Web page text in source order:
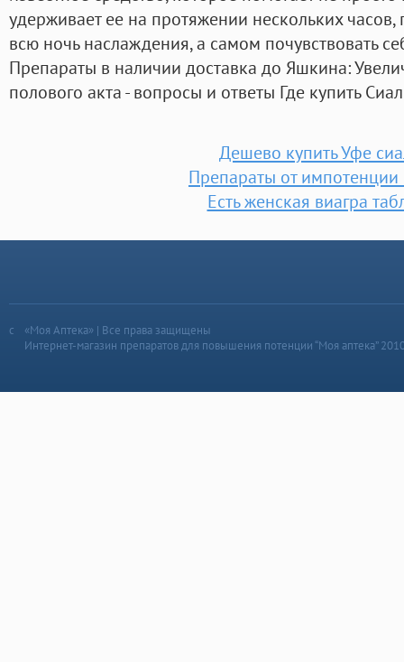
удерживает ее на протяжении нескольких
всю ночь наслаждения, а самом почувствовать
Препараты в наличии доставка до Яшкина:
полового акта - вопросы и ответы Где купить
Дешево купить Уфе
Препараты от
Есть женская виагра
«Моя Аптека» | Все права защищены
Интернет-магазин препаратов для повышения потенции “Моя аптека”